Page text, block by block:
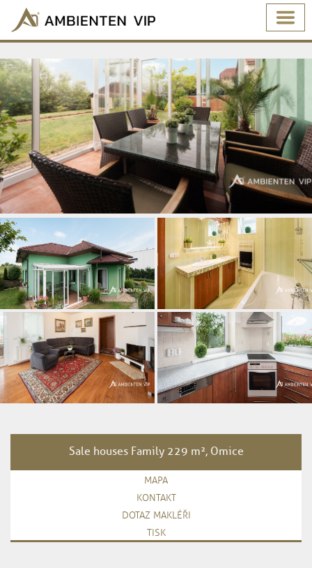
Sale houses Family 229 m², Omice
MAPA
KONTAKT
DOTAZ MAKLÉŘI
TISK